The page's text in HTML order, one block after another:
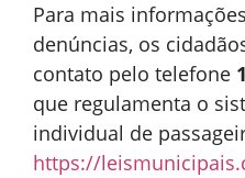
Para mais
denúncias, os
contato pelo telefone
que regulamenta o
individual de
https://